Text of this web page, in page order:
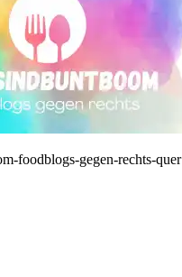
foodblogs-gegen-rechts-quer